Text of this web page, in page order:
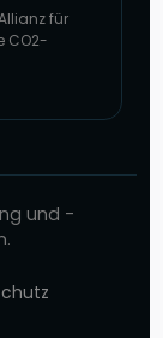
für
CO2-
und -